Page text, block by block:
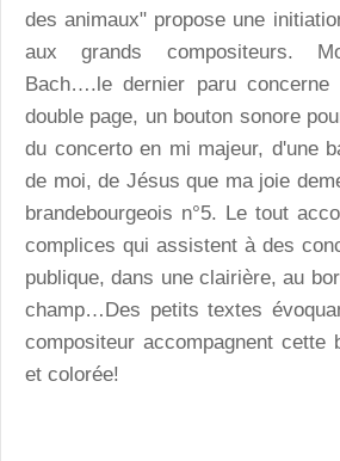
des animaux" propose une
aux grands compositeurs.
Bach….le dernier paru concerne
double page, un bouton sonore
du concerto en mi majeur, d'une
de moi, de Jésus que ma joie
brandebourgeois n°5. Le tout
complices qui assistent à des
publique, dans une clairière, au
champ…Des petits textes
compositeur accompagnent cette
et colorée!